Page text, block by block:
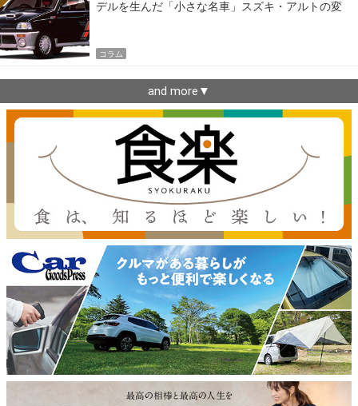
デルを生んだ「小さな名車」スズキ・アルトの変
コラム
and more▼